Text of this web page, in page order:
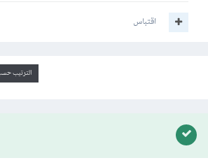
اقتباس
الترتيب